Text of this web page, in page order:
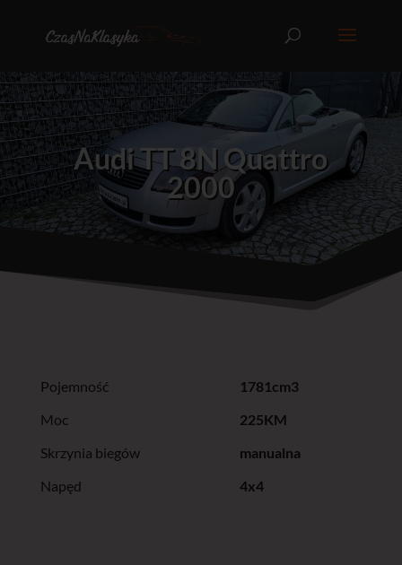
Audi TT 8N Quattro
2000
Pojemność
1781cm3
Moc
225KM
Skrzynia biegów
manualna
Napęd
4x4